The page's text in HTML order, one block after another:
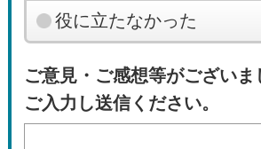
役に立たなかった
ご意見・ご感想等がございま
ご入力し送信ください。